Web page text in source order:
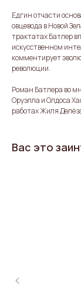
Едгин отчасти
овцевода в Новой
трактатах Батлер
искусственном
комментирует
революции.
Роман Батлера во
Оруэлла и Олдоса
работах Жиля
Вас это